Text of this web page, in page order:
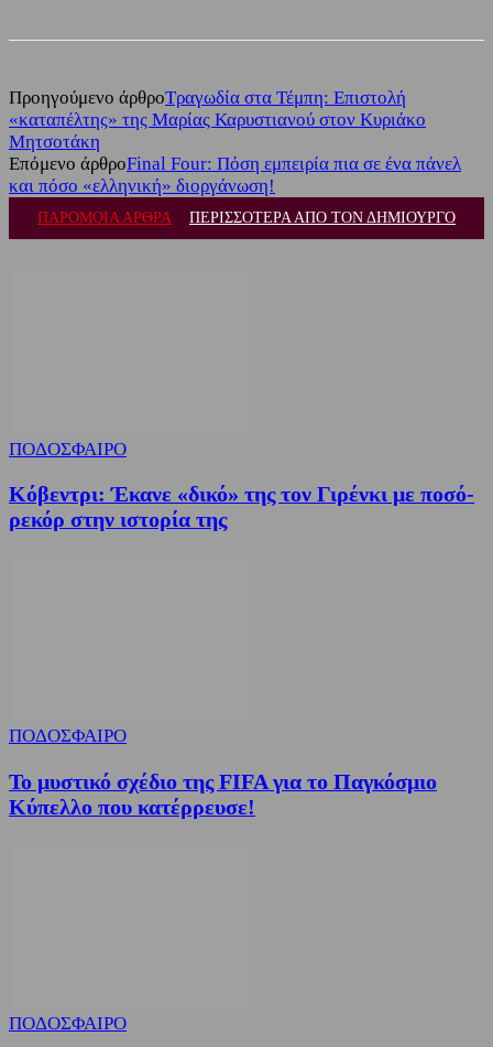
Προηγούμενο άρθροΤραγωδία στα Τέμπη: Επιστολή
«καταπέλτης» της Μαρίας Καρυστιανού στον Κυριάκο
Μητσοτάκη
Επόμενο άρθροFinal Four: Πόση εμπειρία πια σε ένα πάνελ
και πόσο «ελληνική» διοργάνωση!
ΠΑΡΟΜΟΙΑ ΑΡΘΡΑ ΠΕΡΙΣΣΟΤΕΡΑ ΑΠΟ ΤΟΝ ΔΗΜΙΟΥΡΓΟ
ΠΟΔΟΣΦΑΙΡΟ
Κόβεντρι: Έκανε «δικό» της τον Γιρένκι με ποσό-
ρεκόρ στην ιστορία της
ΠΟΔΟΣΦΑΙΡΟ
Το μυστικό σχέδιο της FIFA για το Παγκόσμιο
Κύπελλο που κατέρρευσε!
ΠΟΔΟΣΦΑΙΡΟ